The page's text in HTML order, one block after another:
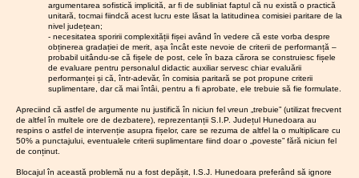
al I.S.J.
Miting
protest,
Piața
Victoriei
Piața
să asigure promovarea personalului
în funcții, grade și trepte
profesionale și avansarea în
gradații, în condițiile legii,astfel
încât să se încadreze în sumele
aprobate cu această destinație în
bugetul propriu”.
stabilite prin lege, conform
dispozițiilor art. 7 lit. o) din proiect;
în consecință, angajatorul
(ordonatorul de credite) nu poate
ajustări minimale
care nu răspund în
mod real
problemelor
semnalate. În
contextul în care
Guvernul și
ne-au transmis
deja, sec și cinic,
că„mai mult de
participarea
ri
11.03.2026
Despre
adevărat
a
irespons
abilitate
10.03.2026
Simulăril
e la
ele
național
e vor fi
serios
UNIȚI
puternici
!!!
...dar
având în
vedere
rezultate
suntem!
29.04.2026
Referen
dum...
unui
Hunedoa
ra
05.06.2026
5 iunie -
Ziua
Național
ă a
Educație
i
e
sindicală
- mai
Liderilor
argumentarea sofistică implicită, ar fi de subliniat faptul că nu există o practică
unitară, tocmai fiindcă acest lucru este lăsat la latitudinea comisiei paritare de la
nivel județean;
- necesitatea sporirii complexității fișei având în vedere că este vorba despre
obținerea gradației de merit, așa încât este nevoie de criterii de performanță –
probabil uitându-se că fișele de post, cele în baza cărora se construiesc fișele
de evaluare pentru personalul didactic auxiliar servesc chiar evaluării
performanței și că, într-adevăr, în comisia paritară se pot propune criterii
suplimentare, dar că mai întâi, pentru a fi aprobate, ele trebuie să fie formulate.
Apreciind că astfel de argumente nu justifică în niciun fel vreun „trebuie” (utilizat frecvent
de altfel în multele ore de dezbatere), reprezentanții S.I.P. Județul Hunedoara au
respins o astfel de intervenție asupra fișelor, care se rezuma de altfel la o multiplicare cu
50% a punctajului, eventualele criterii suplimentare fiind doar o „poveste” fără niciun fel
de conținut.
Blocajul în această problemă nu a fost depășit, I.S.J. Hunedoara preferând să ignore